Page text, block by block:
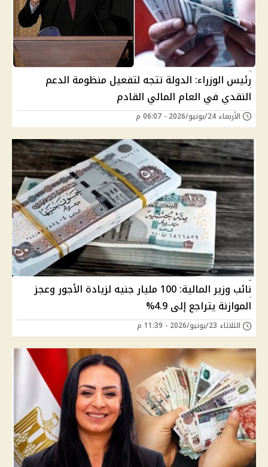
رئيس الوزراء: الدولة تتجه لتفعيل منظومة الدعم
النقدي في العام المالي القادم
الأربعاء 24/يونيو/2026 - 06:07 م
نائب وزير المالية: 100 مليار جنيه لزيادة الأجور وعجز
الموازنة يتراجع إلى 4.9%
الثلاثاء 23/يونيو/2026 - 11:39 م